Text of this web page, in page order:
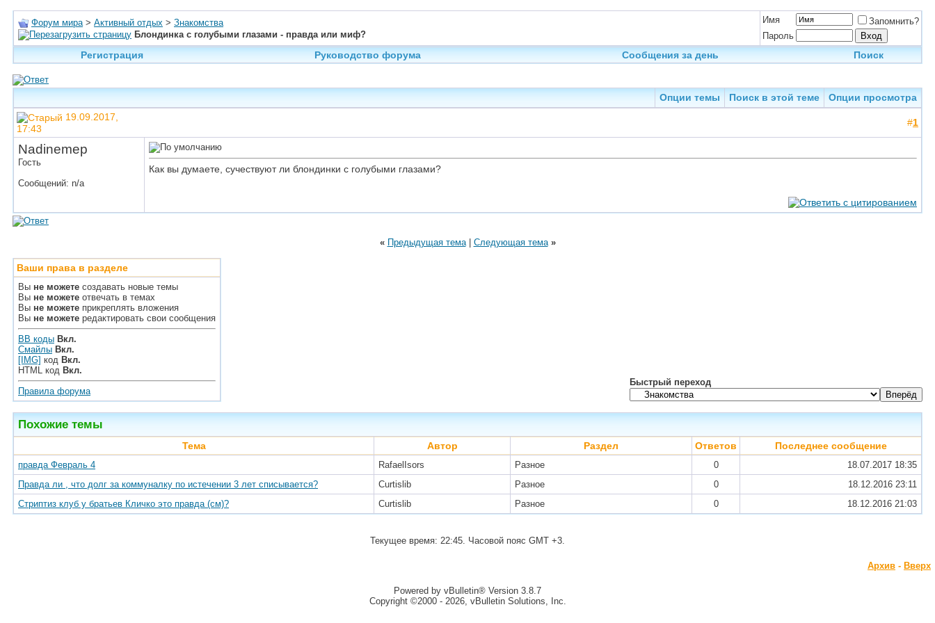
Форум мира > Активный отдых > Знакомства
Блондинка с голубыми глазами - правда или миф?
Имя
Запомнить?
Пароль
Регистрация Руководство форума Сообщения за день Поиск
Опции темы Поиск в этой теме
Опции просмотра
19.09.2017,
17:43
#1
Nadinemep
Гость
Сообщений: n/a
Как вы думаете, сучествуют ли блондинки с голубыми глазами?
« Предыдущая тема| Следующая тема »
Ваши права в разделе
Вы не можете создавать новые темы
Вы не можете отвечать в темах
Вы не можете прикреплять вложения
Вы не можете редактировать свои сообщения
BB коды Вкл.
Смайлы Вкл.
[IMG] код Вкл.
HTML код Вкл.
Правила форума
Быстрый переход
Похожие темы
Тема Автор Раздел Ответов Последнее сообщение
правда Февраль 4 RafaelIsors Разное 0 18.07.2017 18:35
Правда ли , что долг за коммуналку по истечении 3 лет списывается?
Curtislib Разное 0 18.12.2016 23:11
Стриптиз клуб у братьев Кличко это правда (см)?
Curtislib Разное 0 18.12.2016 21:03
Текущее время: 22:45. Часовой пояс GMT +3.
Архив - Вверх
Powered by vBulletin® Version 3.8.7
Copyright ©2000 - 2026, vBulletin Solutions, Inc.